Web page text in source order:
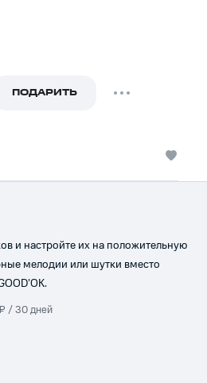
ПОДАРИТЬ
и настройте их на положительную
мелодии или шутки вместо
/ 30 дней